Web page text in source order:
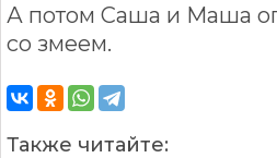
А потом Саша и Маша
со змеем.
Также читайте: